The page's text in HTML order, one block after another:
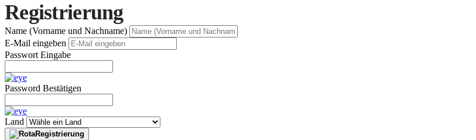
Registrierung
Name (Vorname und Nachname)
E-Mail eingeben
Passwort Eingabe
Password Bestätigen
Land
Registrierung